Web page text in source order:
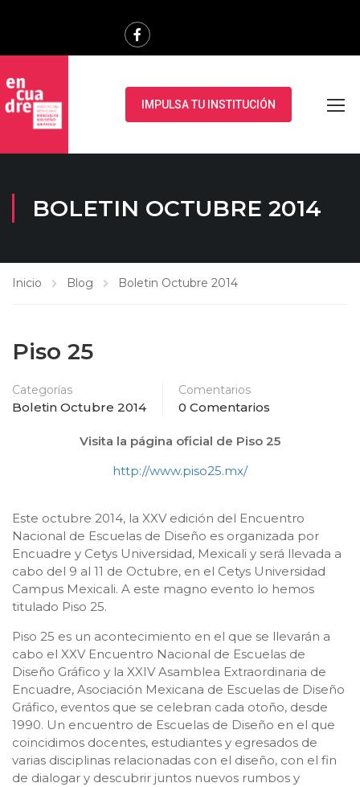
IMPULSA TU INSTITUCIÓN
BOLETIN OCTUBRE 2014
Inicio Blog Boletin Octubre 2014
Piso 25
Categorías
Boletin Octubre 2014
Comentarios
0 Comentarios
Visita la página oficial de Piso 25
http://www.piso25.mx/
Este octubre 2014, la XXV edición del Encuentro
Nacional de Escuelas de Diseño es organizada por
Encuadre y Cetys Universidad, Mexicali y será llevada a
cabo del 9 al 11 de Octubre, en el Cetys Universidad
Campus Mexicali. A este magno evento lo hemos
titulado Piso 25.
Piso 25 es un acontecimiento en el que se llevarán a
cabo el XXV Encuentro Nacional de Escuelas de
Diseño Gráfico y la XXIV Asamblea Extraordinaria de
Encuadre, Asociación Mexicana de Escuelas de Diseño
Gráfico, eventos que se celebran cada otoño, desde
1990. Un encuentro de Escuelas de Diseño en el que
coincidimos docentes, estudiantes y egresados de
varias disciplinas relacionadas con el diseño, con el fin
de dialogar y descubrir juntos nuevos rumbos y